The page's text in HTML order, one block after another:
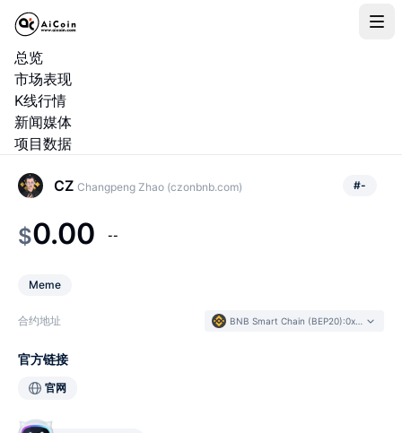
总览
市场表现
K线行情
新闻媒体
项目数据
CZ Changpeng Zhao (czonbnb.com) #-
$0.00 --
Meme
合约地址 BNB Smart Chain (BEP20):0xF07e...D79b37
官方链接
官网